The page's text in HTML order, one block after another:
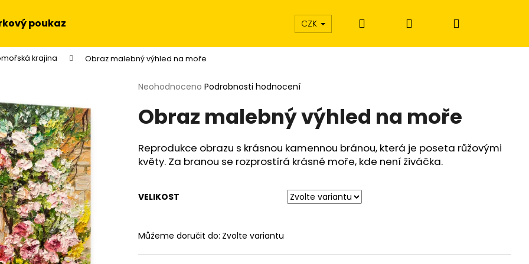
poukaz CZK Hledat PřihlášeníNákupní
krajina Obraz malebný výhled na moře
Průměrné
produktu
je
z
5
hvězdiček.
Neohodnoceno Podrobnosti hodnocení
Obraz malebný výhled na moře
Reprodukce obrazu s krásnou kamennou bránou, která je poseta růžovými
květy. Za branou se rozprostírá krásné moře, kde není živáčka.
VELIKOST
Můžeme doručit do: Zvolte variantu
Co potřebujete najít?
HLEDAT
Doporučujeme
NA STĚNU - SLUNEČNICE
OBRAZ - HUDEBNÍ EXTÁZE